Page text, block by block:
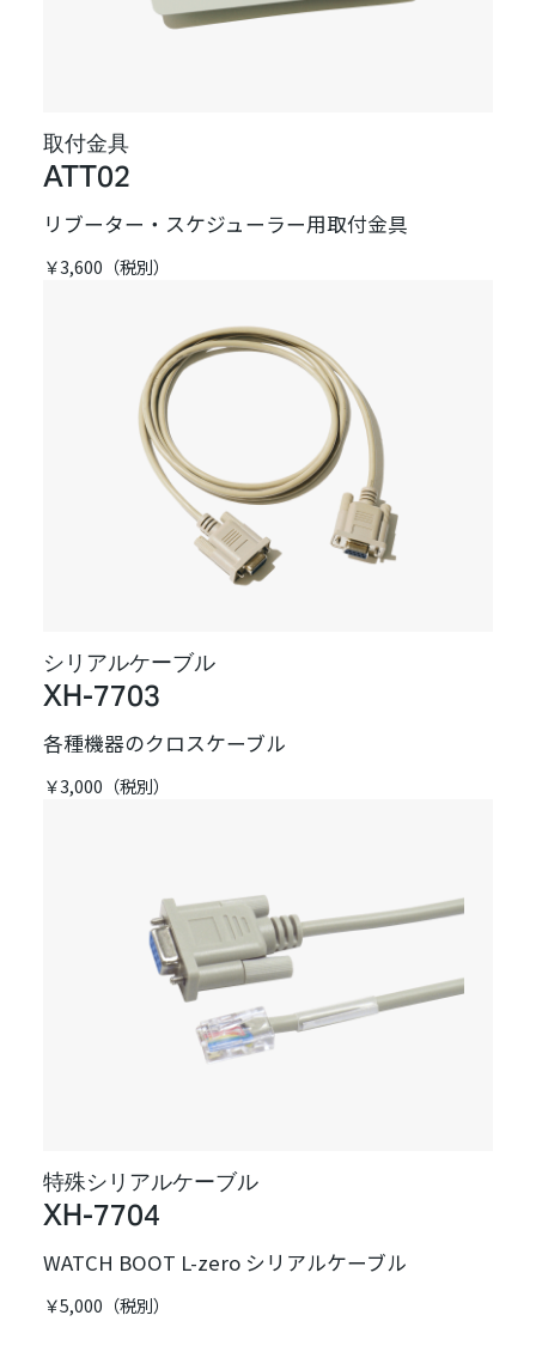
取付金具
ATT02
リブーター・スケジューラー用取付金具
￥3,600（税別）
シリアルケーブル
XH-7703
各種機器のクロスケーブル
￥3,000（税別）
特殊シリアルケーブル
XH-7704
WATCH BOOT L-zero シリアルケーブル
￥5,000（税別）